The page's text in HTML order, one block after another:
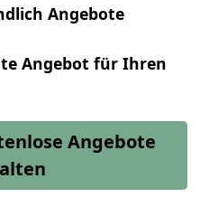
Angebote
Angebot für Ihren
Angebote